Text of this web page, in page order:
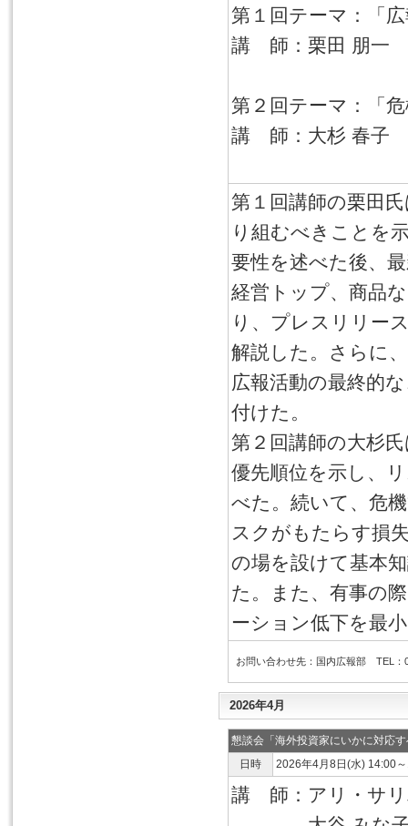
第１回テーマ：「
講 師：栗田 朋一
第２回テーマ：「
講 師：大杉 春子
第１回講師の栗田
り組むべきことを
要性を述べた後、
経営トップ、商品
り、プレスリリー
解説した。さらに
広報活動の最終的
付けた。
第２回講師の大杉
優先順位を示し、
べた。続いて、危
スクがもたらす損
の場を設けて基本
た。また、有事の
ーション低下を最
お問い合わせ先：国内広報部 TEL：
2026年4月
懇談会「海外投資家にいかに対応
日時
2026年4月8日(水) 14:00
講 師：アリ・サ